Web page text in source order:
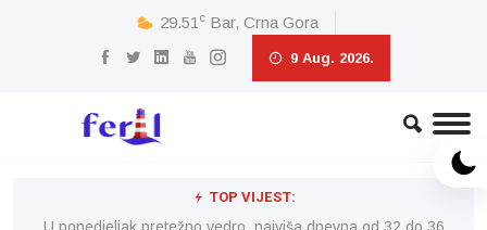
29.51 c Bar, Crna Gora
9 Aug. 2026.
TOP VIJEST: